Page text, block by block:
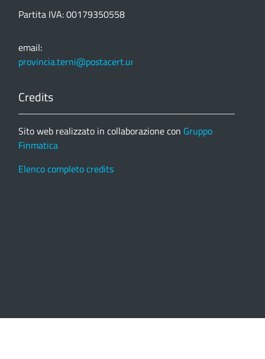
Partita IVA: 00179350558
email:
provincia.terni@postacert.umbria.it
Credits
Sito web realizzato in collaborazione con Gruppo
Finmatica
Elenco completo credits